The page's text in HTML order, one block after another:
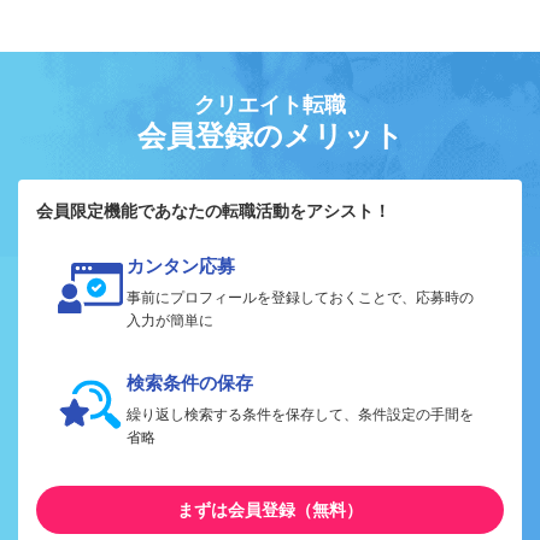
クリエイト転職
会員登録のメリット
会員限定機能であなたの転職活動をアシスト！
カンタン応募
事前にプロフィールを登録しておくことで、応募時の
入力が簡単に
検索条件の保存
繰り返し検索する条件を保存して、条件設定の手間を
省略
まずは会員登録（無料）